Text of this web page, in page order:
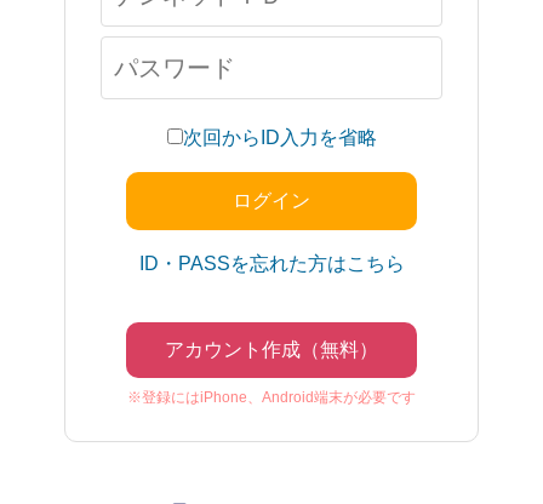
次回からID入力を省略
ID・PASSを忘れた方はこちら
アカウント作成（無料）
※登録にはiPhone、Android端末が必要です